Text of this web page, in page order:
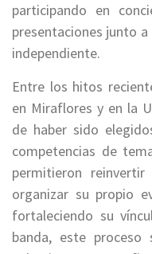
participando en
presentaciones junto
independiente.
Entre los hitos
en Miraflores y en la
de haber sido
competencias de
permitieron
organizar su propio
fortaleciendo su
banda, este proceso